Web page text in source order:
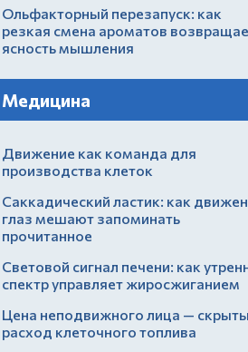
Ольфакторный перезапуск: как
резкая смена ароматов
ясность мышления
Медицина
Движение как команда для
производства клеток
Саккадический ластик: как
глаз мешают запоминать
прочитанное
Световой сигнал печени: как
спектр управляет жиросжиганием
Цена неподвижного лица —
расход клеточного топлива